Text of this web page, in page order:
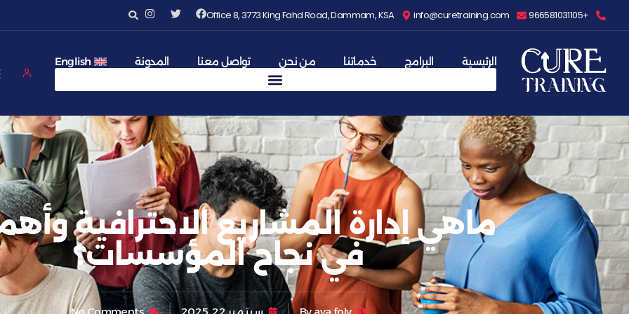
+966581031105
info@curetraining.com
Office 8, 3773 King Fahd Road, Dammam, KSA
الرئيسية البرامج خدماتنا من نحن تواصل معنا المدونة English
ماهي إدارة المشاريع الاحترافية
في نجاح المؤسسات؟
Byaya foly سبتمبر 22, 2025 No Comments